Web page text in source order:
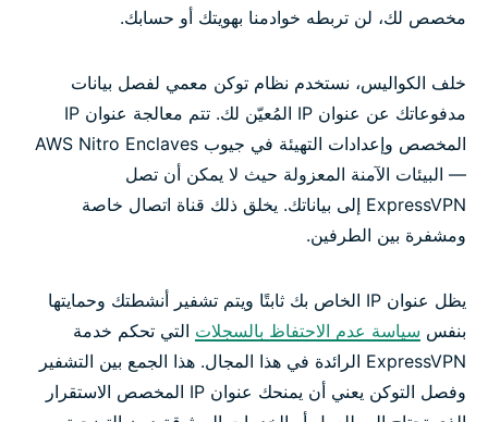
مخصص لك، لن تربطه خوادمنا بهويتك أو حسابك.
خلف الكواليس، نستخدم نظام توكن معمي لفصل بيانات
مدفوعاتك عن عنوان IP المُعيّن لك. تتم معالجة عنوان IP
المخصص وإعدادات التهيئة في جيوب AWS Nitro Enclaves
— البيئات الآمنة المعزولة حيث لا يمكن أن تصل
ExpressVPN إلى بياناتك. يخلق ذلك قناة اتصال خاصة
ومشفرة بين الطرفين.
يظل عنوان IP الخاص بك ثابتًا ويتم تشفير أنشطتك وحمايتها
بنفس سياسة عدم الاحتفاظ بالسجلات التي تحكم خدمة
ExpressVPN الرائدة في هذا المجال. هذا الجمع بين التشفير
وفصل التوكن يعني أن يمنحك عنوان IP المخصص الاستقرار